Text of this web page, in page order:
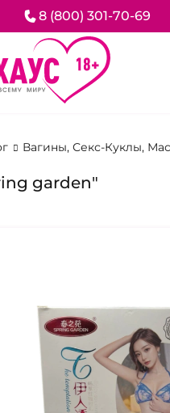
8 (800) 301-70-69
Вагины, Секс-Куклы,
garden"